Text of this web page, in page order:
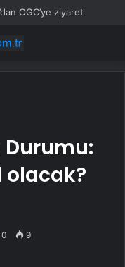
OGC’ye ziyaret
Durumu:
olacak?
0 9